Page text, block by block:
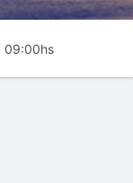
09:00hs